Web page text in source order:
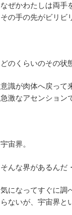
なぜかわたしは両手
その手の先がビリビ
どのくらいのその状
意識が肉体へ戻って
急激なアセンション
宇宙界。
そんな界があるんだ
気になってすぐに調
らないが、宇宙界と